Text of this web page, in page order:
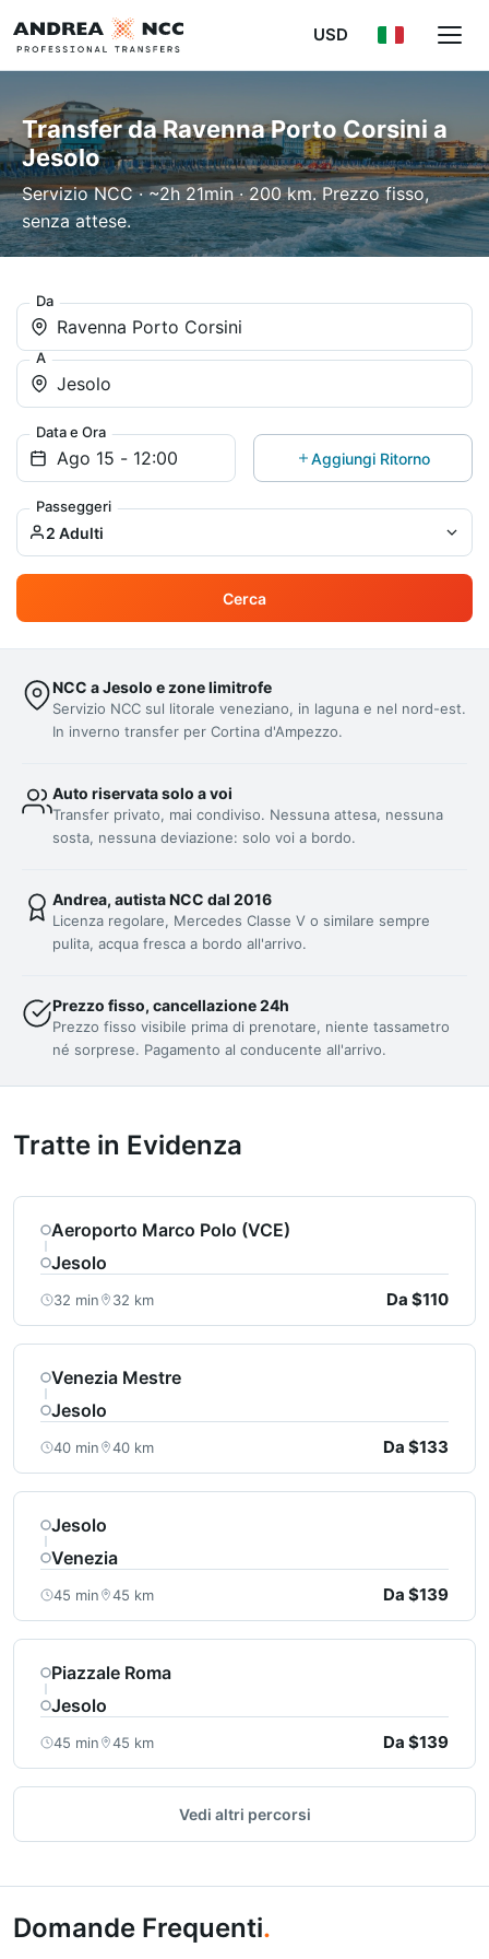
USD
Transfer da Ravenna Porto Corsini a
Jesolo
Servizio NCC · ~2h 21min · 200 km. Prezzo fisso,
senza attese.
Da
Ravenna Porto Corsini
A
Jesolo
Data e Ora
Aggiungi Ritorno
Passeggeri
2 Adulti
Cerca
NCC a Jesolo e zone limitrofe
Servizio NCC sul litorale veneziano, in laguna e nel nord-est.
In inverno transfer per Cortina d'Ampezzo.
Auto riservata solo a voi
Transfer privato, mai condiviso. Nessuna attesa, nessuna
sosta, nessuna deviazione: solo voi a bordo.
Andrea, autista NCC dal 2016
Licenza regolare, Mercedes Classe V o similare sempre
pulita, acqua fresca a bordo all'arrivo.
Prezzo fisso, cancellazione 24h
Prezzo fisso visibile prima di prenotare, niente tassametro
né sorprese. Pagamento al conducente all'arrivo.
Tratte in Evidenza
Aeroporto Marco Polo (VCE)
Jesolo
32 min 32 km Da $110
Venezia Mestre
Jesolo
40 min 40 km Da $133
Jesolo
Venezia
45 min 45 km Da $139
Piazzale Roma
Jesolo
45 min 45 km Da $139
Vedi altri percorsi
Domande Frequenti.